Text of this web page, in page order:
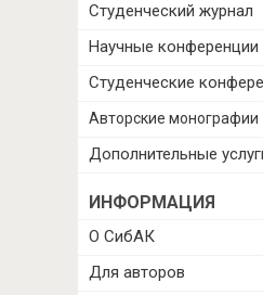
Студенческий журнал
Научные конференции
Студенческие
Авторские монографии
Дополнительные
ИНФОРМАЦИЯ
О СибАК
Для авторов